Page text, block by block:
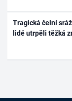
Tragická čelní
lidé utrpěli těžká